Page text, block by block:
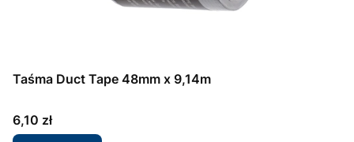
Taśma Duct Tape 48mm x 9,14m
Cena
6,10 zł